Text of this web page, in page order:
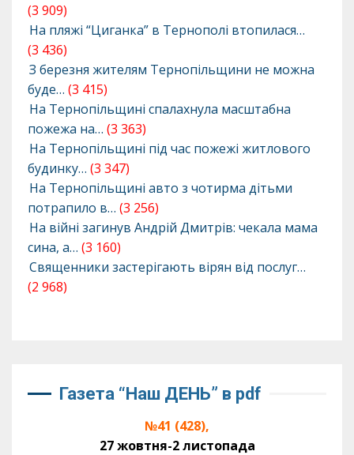
(3 909)
На пляжі “Циганка” в Тернополі втопилася…
(3 436)
З березня жителям Тернопільщини не можна
буде… (3 415)
На Тернопільщині спалахнула масштабна
пожежа на… (3 363)
На Тернопільщині під час пожежі житлового
будинку… (3 347)
На Тернопільщині авто з чотирма дітьми
потрапило в… (3 256)
На війні загинув Андрій Дмитрів: чекала мама
сина, а… (3 160)
Священники застерігають вірян від послуг…
(2 968)
Газета “Наш ДЕНЬ” в pdf
№41 (428),
27 жовтня-2 листопада